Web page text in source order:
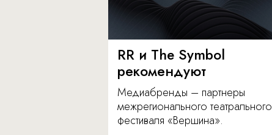
RR и The Symbol
рекомендуют
Медиабренды – партнеры
межрегионального театрального
фестиваля «Вершина».